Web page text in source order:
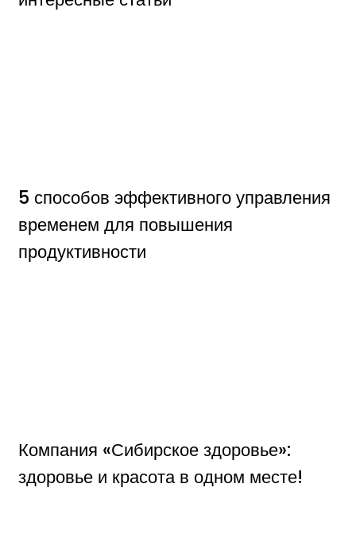
5 способов эффективного управления
временем для повышения
продуктивности
Компания «Сибирское здоровье»:
здоровье и красота в одном месте!